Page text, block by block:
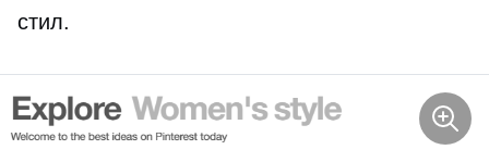
стил.